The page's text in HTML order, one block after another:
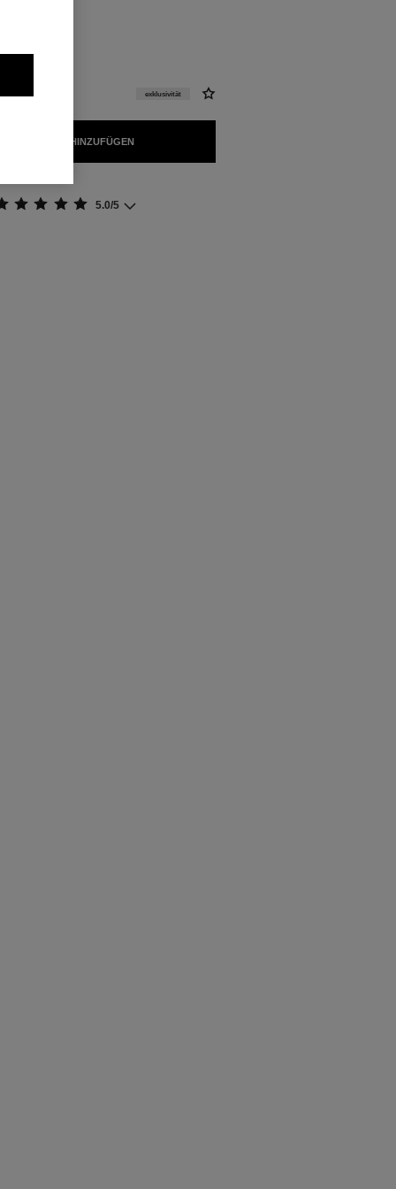
exklusivität
WARENKORB HINZUFÜGEN
5.0/5